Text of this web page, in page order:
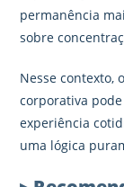
permanência
sobre
Nesse contexto,
corporativa
experiência
uma lógica